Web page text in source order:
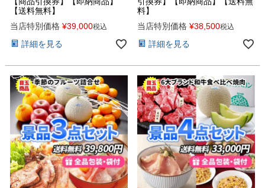
【送料無料】
当店特別価格 ¥39,000税込
詳細を見る
料】
当店特別価格 ¥38,500税込
詳細を見る